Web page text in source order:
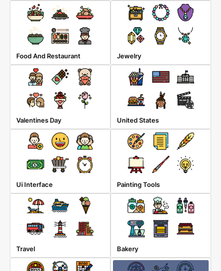
Food And Restaurant Jewelry
Valentines Day United States
Ui Interface Painting Tools
Travel Bakery